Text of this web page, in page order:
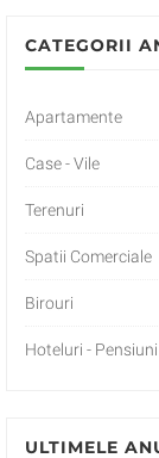
CATEGORII
Apartamente
Case - Vile
Terenuri
Spatii Comerciale
Birouri
Hoteluri - Pensiuni
ULTIMELE